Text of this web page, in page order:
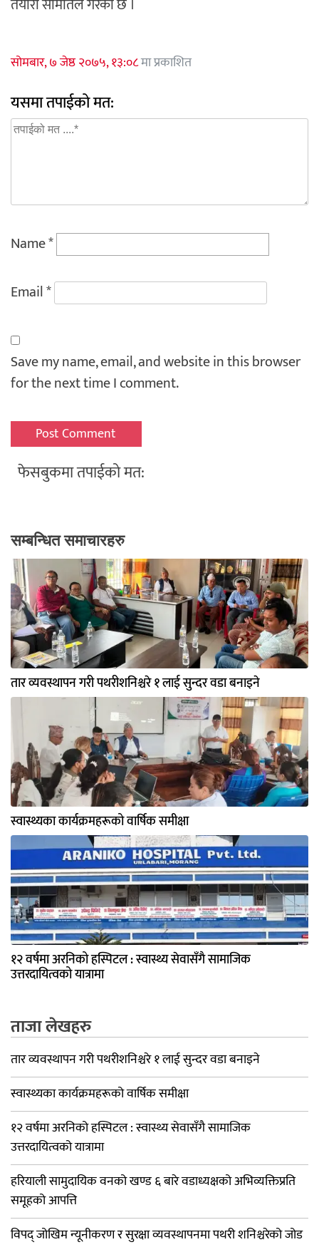
सोमबार, ७ जेष्ठ २०७५, १३:०८मा प्रकाशित
यसमा तपाईको मत:
Name*
Email*
Save my name, email, and website in this browser
for the next time I comment.
फेसबुकमा तपाईको मत:
सम्बन्धित समाचारहरु
तार व्यवस्थापन गरी पथरीशनिश्चरे १ लाई सुन्दर वडा बनाइने
स्वास्थ्यका कार्यक्रमहरूको वार्षिक समीक्षा
१२ वर्षमा अरनिको हस्पिटल : स्वास्थ्य सेवासँगै सामाजिक
उत्तरदायित्वको यात्रामा
ताजा लेखहरु
तार व्यवस्थापन गरी पथरीशनिश्चरे १ लाई सुन्दर वडा बनाइने
स्वास्थ्यका कार्यक्रमहरूको वार्षिक समीक्षा
१२ वर्षमा अरनिको हस्पिटल : स्वास्थ्य सेवासँगै सामाजिक
उत्तरदायित्वको यात्रामा
हरियाली सामुदायिक वनको खण्ड ६ बारे वडाध्यक्षको अभिव्यक्तिप्रति
समूहको आपत्ति
विपद् जोखिम न्यूनीकरण र सुरक्षा व्यवस्थापनमा पथरी शनिश्चरेको जोड